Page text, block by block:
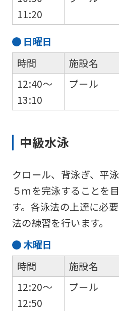
11:20
日曜日
時間
12:40～
13:10
施設名
プール
中級水泳
クロール、背泳ぎ、平
５ｍを完泳することを
す。各泳法の上達に必
法の練習を行います。
木曜日
時間
12:20～
12:50
施設名
プール